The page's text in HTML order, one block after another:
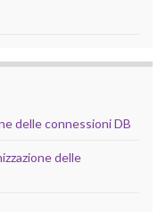
delle connessioni DB
delle